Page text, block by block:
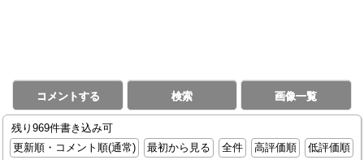
コメントする 検索 画像一覧
残り969件書き込み可
更新順・コメント順(通常)
最初から見る 全件 高評価順
低評価順